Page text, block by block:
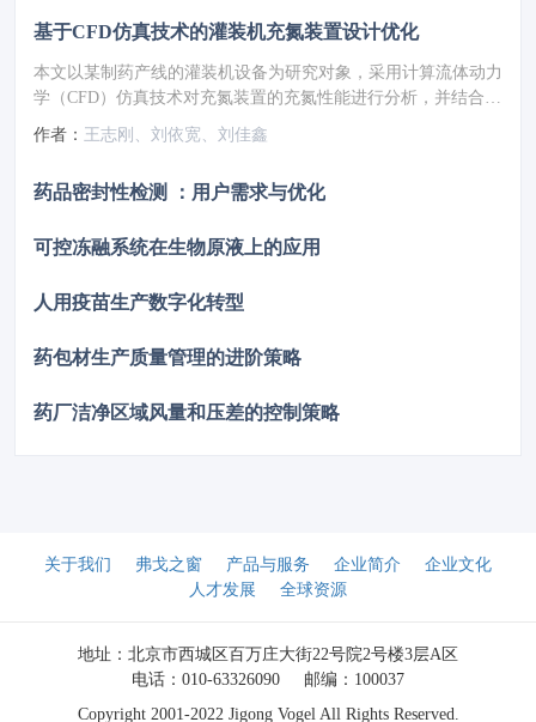
基于CFD仿真技术的灌装机充氮装置设计优化
本文以某制药产线的灌装机设备为研究对象，采用计算流体动力
学（CFD）仿真技术对充氮装置的充氮性能进行分析，并结合分
析结果对氮幕结构进行了优化设计。随后，针对优化方案进行性
能仿真验证，结果显示优化后的顶空残氧量降低至0.252%。为
进行性能测试，测得的顶空残氧量为0.68%，这一结果满足了小
作者： 王志刚、刘依宽、刘佳鑫
药品密封性检测 ：用户需求与优化
可控冻融系统在生物原液上的应用
人用疫苗生产数字化转型
药包材生产质量管理的进阶策略
药厂洁净区域风量和压差的控制策略
关于我们 弗戈之窗 产品与服务 企业简介
企业文化
人才发展
全球资源
地址：北京市西城区百万庄大街22号院2号楼3层A区
电话：010-63326090
邮编：100037
Copyright 2001-2022 Jigong Vogel All Rights Reserved.